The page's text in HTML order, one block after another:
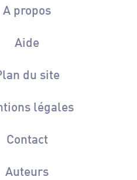
A propos
Aide
du site
légales
Contact
Auteurs